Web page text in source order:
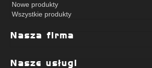
Nowe produkty
Wszystkie produkty
Nasza firma
Nasze usługi